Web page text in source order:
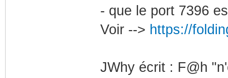
- que le port 7396
Voir --> https://
JWhy écrit : F@h